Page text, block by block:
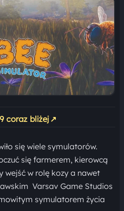
coraz bliżej ↗
się wiele symulatorów.
się farmerem, kierowcą
wejść w rolę kozy a nawet
Varsav Game Studios
symulatorem życia